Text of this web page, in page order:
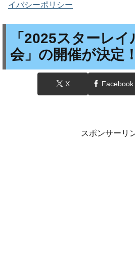
イバシーポリシー
「2025スターレ
会」の開催が決定！
X Facebook
スポンサーリ